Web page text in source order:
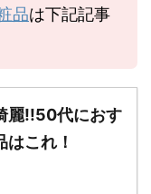
品は下記記事
麗!!50代におす
これ！